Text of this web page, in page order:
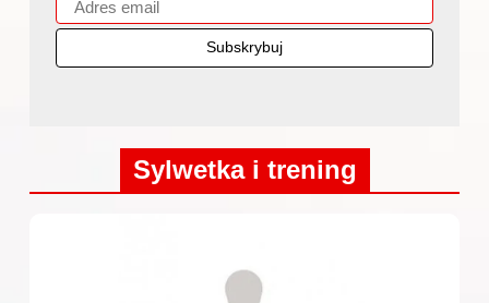
Sylwetka i trening